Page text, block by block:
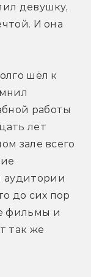
девушку,
И она
шёл к
работы
лет
зале всего
аудитории
до сих пор
фильмы и
так же